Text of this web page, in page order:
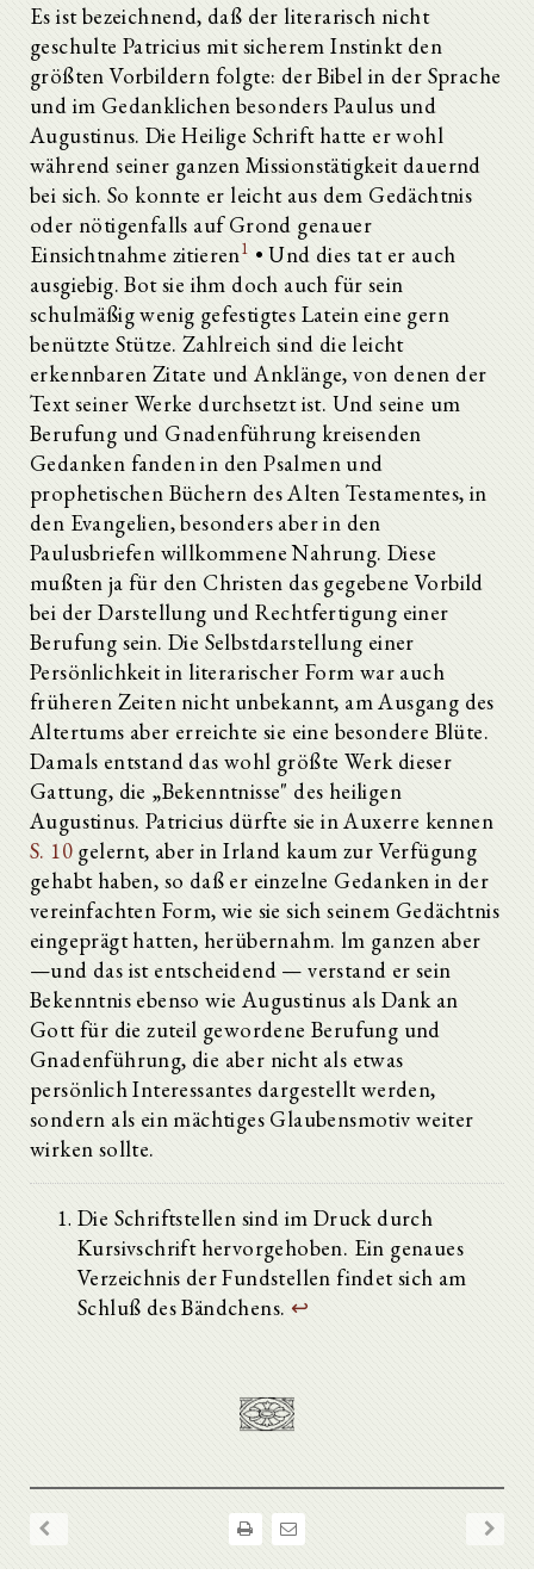
Es ist bezeichnend, daß der literarisch nicht
geschulte Patricius mit sicherem Instinkt den
größten Vorbildern folgte: der Bibel in der Sprache
und im Gedanklichen besonders Paulus und
Augustinus. Die Heilige Schrift hatte er wohl
während seiner ganzen Missionstätigkeit dauernd
bei sich. So konnte er leicht aus dem Gedächtnis
oder nötigenfalls auf Grond genauer
Einsichtnahme zitieren1 • Und dies tat er auch
ausgiebig. Bot sie ihm doch auch für sein
schulmäßig wenig gefestigtes Latein eine gern
benützte Stütze. Zahlreich sind die leicht
erkennbaren Zitate und Anklänge, von denen der
Text seiner Werke durchsetzt ist. Und seine um
Berufung und Gnadenführung kreisenden
Gedanken fanden in den Psalmen und
prophetischen Büchern des Alten Testamentes, in
den Evangelien, besonders aber in den
Paulusbriefen willkommene Nahrung. Diese
mußten ja für den Christen das gegebene Vorbild
bei der Darstellung und Rechtfertigung einer
Berufung sein. Die Selbstdarstellung einer
Persönlichkeit in literarischer Form war auch
früheren Zeiten nicht unbekannt, am Ausgang des
Altertums aber erreichte sie eine besondere Blüte.
Damals entstand das wohl größte Werk dieser
Gattung, die „Bekenntnisse" des heiligen
Augustinus. Patricius dürfte sie in Auxerre kennen
S. 10 gelernt, aber in Irland kaum zur Verfügung
gehabt haben, so daß er einzelne Gedanken in der
vereinfachten Form, wie sie sich seinem Gedächtnis
eingeprägt hatten, herübernahm. lm ganzen aber
—und das ist entscheidend — verstand er sein
Bekenntnis ebenso wie Augustinus als Dank an
Gott für die zuteil gewordene Berufung und
Gnadenführung, die aber nicht als etwas
persönlich Interessantes dargestellt werden,
sondern als ein mächtiges Glaubensmotiv weiter
wirken sollte.
Die Schriftstellen sind im Druck durch
Kursivschrift hervorgehoben. Ein genaues
Verzeichnis der Fundstellen findet sich am
Schluß des Bändchens. ↩